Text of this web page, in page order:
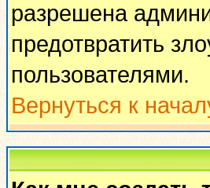
разрешена
предотвратить
пользователями.
Вернуться к